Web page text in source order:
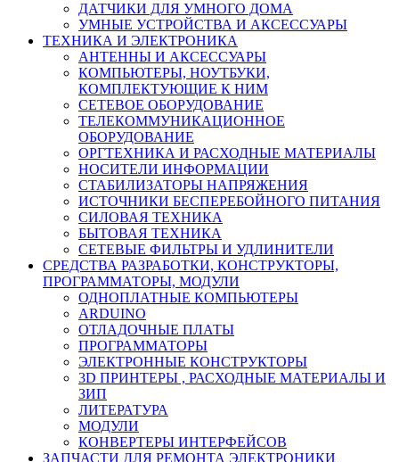
ДАТЧИКИ ДЛЯ УМНОГО ДОМА
УМНЫЕ УСТРОЙСТВА И АКСЕССУАРЫ
ТЕХНИКА И ЭЛЕКТРОНИКА
АНТЕННЫ И АКСЕССУАРЫ
КОМПЬЮТЕРЫ, НОУТБУКИ,
КОМПЛЕКТУЮЩИЕ К НИМ
СЕТЕВОЕ ОБОРУДОВАНИЕ
ТЕЛЕКОММУНИКАЦИОННОЕ
ОБОРУДОВАНИЕ
ОРГТЕХНИКА И РАСХОДНЫЕ МАТЕРИАЛЫ
НОСИТЕЛИ ИНФОРМАЦИИ
СТАБИЛИЗАТОРЫ НАПРЯЖЕНИЯ
ИСТОЧНИКИ БЕСПЕРЕБОЙНОГО ПИТАНИЯ
СИЛОВАЯ ТЕХНИКА
БЫТОВАЯ ТЕХНИКА
СЕТЕВЫЕ ФИЛЬТРЫ И УДЛИНИТЕЛИ
СРЕДСТВА РАЗРАБОТКИ, КОНСТРУКТОРЫ,
ПРОГРАММАТОРЫ, МОДУЛИ
ОДНОПЛАТНЫЕ КОМПЬЮТЕРЫ
ARDUINO
ОТЛАДОЧНЫЕ ПЛАТЫ
ПРОГРАММАТОРЫ
ЭЛЕКТРОННЫЕ КОНСТРУКТОРЫ
3D ПРИНТЕРЫ , РАСХОДНЫЕ МАТЕРИАЛЫ И
ЗИП
ЛИТЕРАТУРА
МОДУЛИ
КОНВЕРТЕРЫ ИНТЕРФЕЙСОВ
ЗАПЧАСТИ ДЛЯ РЕМОНТА ЭЛЕКТРОНИКИ